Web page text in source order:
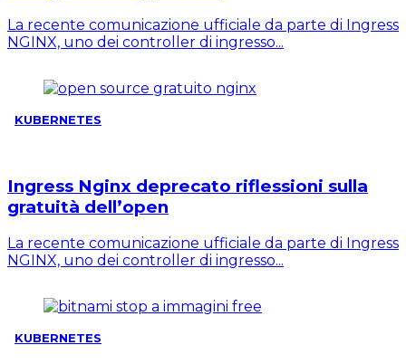
La recente comunicazione ufficiale da parte di Ingress
NGINX, uno dei controller di ingresso...
KUBERNETES
Ingress Nginx deprecato riflessioni sulla
gratuità dell’open
La recente comunicazione ufficiale da parte di Ingress
NGINX, uno dei controller di ingresso...
KUBERNETES